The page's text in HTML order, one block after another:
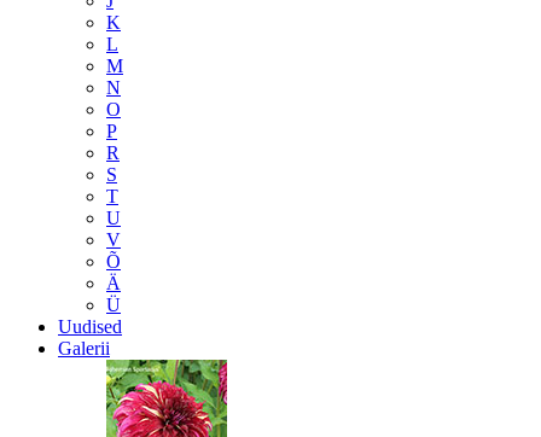
K
L
M
N
O
P
R
S
T
U
V
Õ
Ä
Ü
Uudised
Galerii